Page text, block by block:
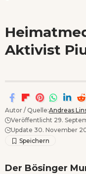
Aktivist
Autor / Quelle:Andreas
Veröffentlicht 29.
Update 30. November
Der Bösinger